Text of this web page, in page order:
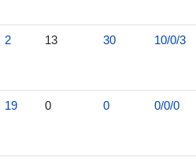
2 13 30 10/0/3
19 0 0 0/0/0